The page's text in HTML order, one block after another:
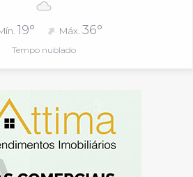
19° Máx.36°
Tempo nublado